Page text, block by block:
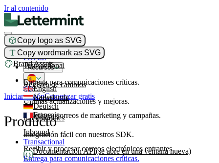
Ir al contenido
Copy logo as SVG
Copy wordmark as SVG
Brand Assets
Producto
Transactional
Entrega para comunicaciones críticas.
Broadcast
Boletines, correos de marketing y campañas.
Inbound
Recibir y procesar correos electrónicos entrantes.
Precios
Recursos
Registro de cambios
Últimas actualizaciones y mejoras.
Integraciones
Integración fácil con nuestros SDK.
Documentación API(se abre en una ventana nueva)
English
Nederlands
Deutsch
Français
Iniciar sesiónComenzar gratis
Producto
Transactional
Entrega para comunicaciones críticas.